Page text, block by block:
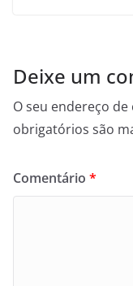
Deixe um
O seu endereço
obrigatórios são
Comentário *